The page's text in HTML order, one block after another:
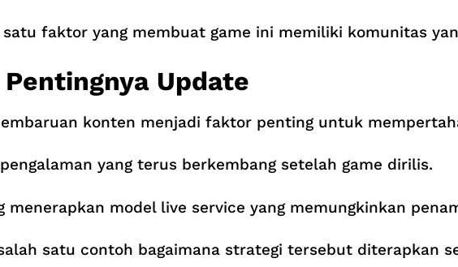
faktor yang membuat game ini memiliki komunitas
Update
konten menjadi faktor penting untuk
yang terus berkembang setelah game dirilis.
menerapkan model live service yang memungkinkan
satu contoh bagaimana strategi tersebut diterapkan